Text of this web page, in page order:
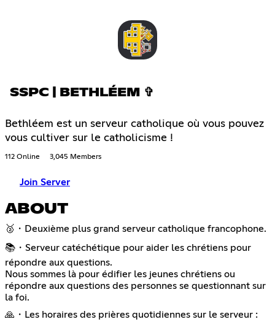
SSPC | BETHLÉEM ✞
Bethléem est un serveur catholique où vous pouvez
vous cultiver sur le catholicisme !
112 Online 3,045 Members
Join Server
ABOUT
🥈・Deuxième plus grand serveur catholique francophone.
📚・Serveur catéchétique pour aider les chrétiens pour
répondre aux questions.
Nous sommes là pour édifier les jeunes chrétiens ou
répondre aux questions des personnes se questionnant sur
la foi.
🙏・Les horaires des prières quotidiennes sur le serveur :